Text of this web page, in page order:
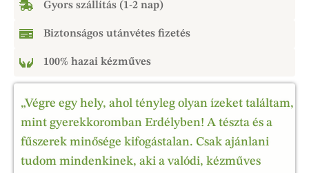
Gyors szállítás (1-2 nap)
Biztonságos utánvétes fizetés
100% hazai kézműves
„Végre egy hely, ahol tényleg olyan ízeket találtam,
mint gyerekkoromban Erdélyben! A tészta és a
fűszerek minősége kifogástalan. Csak ajánlani
tudom mindenkinek, aki a valódi, kézműves